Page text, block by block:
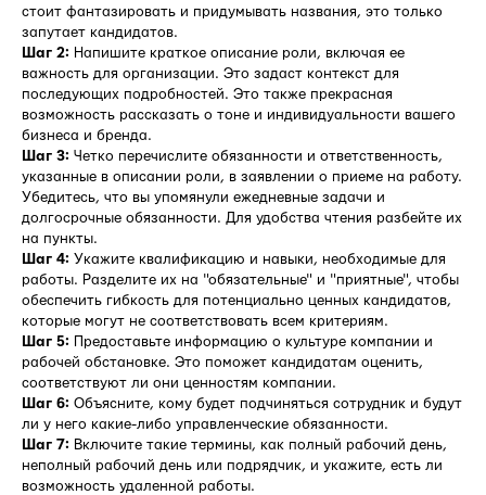
стоит фантазировать и придумывать названия, это только
запутает кандидатов.
Шаг 2: Напишите краткое описание роли, включая ее
важность для организации. Это задаст контекст для
последующих подробностей. Это также прекрасная
возможность рассказать о тоне и индивидуальности вашего
бизнеса и бренда.
Шаг 3: Четко перечислите обязанности и ответственность,
указанные в описании роли, в заявлении о приеме на работу.
Убедитесь, что вы упомянули ежедневные задачи и
долгосрочные обязанности. Для удобства чтения разбейте их
на пункты.
Шаг 4: Укажите квалификацию и навыки, необходимые для
работы. Разделите их на "обязательные" и "приятные", чтобы
обеспечить гибкость для потенциально ценных кандидатов,
которые могут не соответствовать всем критериям.
Шаг 5: Предоставьте информацию о культуре компании и
рабочей обстановке. Это поможет кандидатам оценить,
соответствуют ли они ценностям компании.
Шаг 6: Объясните, кому будет подчиняться сотрудник и будут
ли у него какие-либо управленческие обязанности.
Шаг 7: Включите такие термины, как полный рабочий день,
неполный рабочий день или подрядчик, и укажите, есть ли
возможность удаленной работы.